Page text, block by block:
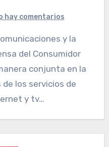
hay comentarios
del Consumidor
conjunta en la
los servicios de
y tv…